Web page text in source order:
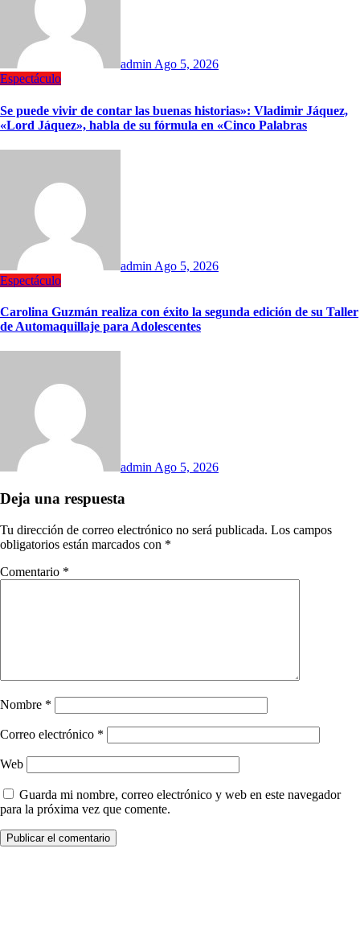
admin Ago 5, 2026
Espectáculo
Se puede vivir de contar las buenas historias»: Vladimir Jáquez,
«Lord Jáquez», habla de su fórmula en «Cinco Palabras
admin Ago 5, 2026
Espectáculo
Carolina Guzmán realiza con éxito la segunda edición de su Taller
de Automaquillaje para Adolescentes
admin Ago 5, 2026
Deja una respuesta
Tu dirección de correo electrónico no será publicada. Los campos
obligatorios están marcados con *
Comentario *
Nombre *
Correo electrónico *
Web
Guarda mi nombre, correo electrónico y web en este navegador
para la próxima vez que comente.